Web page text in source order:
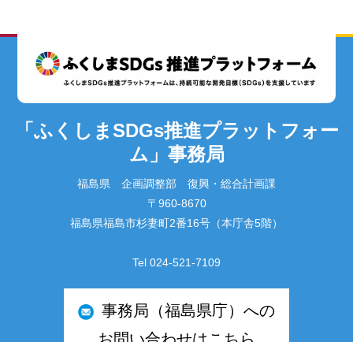
「ふくしまSDGs推進プラットフォー
ム」事務局
福島県 企画調整部 復興・総合計画課
〒960-8670
福島県福島市杉妻町2番16号（本庁舎5階）
Tel 024-521-7109
事務局（福島県庁）への